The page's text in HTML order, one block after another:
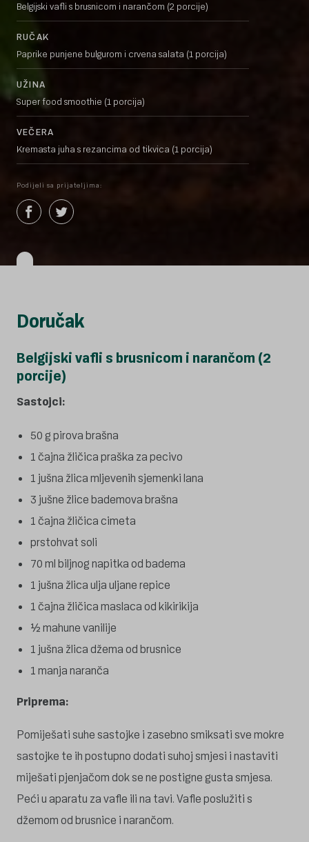
Belgijski vafli s brusnicom i narančom (2 porcije)
RUČAK
Paprike punjene bulgurom i crvena salata (1 porcija)
UŽINA
Super food smoothie (1 porcija)
VEČERA
Kremasta juha s rezancima od tikvica (1 porcija)
Podijeli sa prijateljima:
Doručak
Belgijski vafli s brusnicom i narančom (2
porcije)
Sastojci:
50 g pirova brašna
1 čajna žličica praška za pecivo
1 jušna žlica mljevenih sjemenki lana
3 jušne žlice bademova brašna
1 čajna žličica cimeta
prstohvat soli
70 ml biljnog napitka od badema
1 jušna žlica ulja uljane repice
1 čajna žličica maslaca od kikirikija
½ mahune vanilije
1 jušna žlica džema od brusnice
1 manja naranča
Priprema:
Pomiješati suhe sastojke i zasebno smiksati sve mokre
sastojke te ih postupno dodati suhoj smjesi i nastaviti
miješati pjenjačom dok se ne postigne gusta smjesa.
Peći u aparatu za vafle ili na tavi. Vafle poslužiti s
džemom od brusnice i narančom.